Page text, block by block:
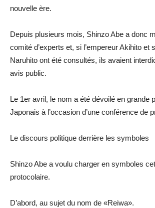
nouvelle ère.
Depuis plusieurs mois, Shinzo Abe a donc
comité d’experts et, si l’empereur Akihito et
Naruhito ont été consultés, ils avaient
avis public.
Le 1er avril, le nom a été dévoilé en grande
Japonais à l’occasion d’une conférence de
Le discours politique derrière les symboles
Shinzo Abe a voulu charger en symboles
protocolaire.
D’abord, au sujet du nom de «Reiwa».